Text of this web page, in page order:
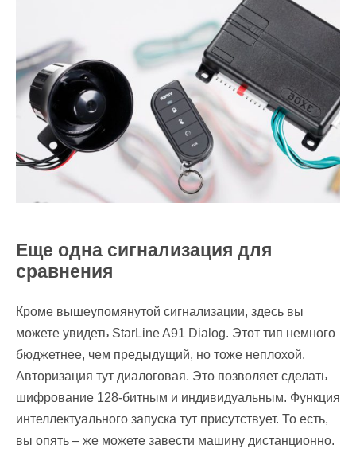
Еще одна сигнализация для
сравнения
Кроме вышеупомянутой сигнализации, здесь вы
можете увидеть StarLine A91 Dialog. Этот тип немного
бюджетнее, чем предыдущий, но тоже неплохой.
Авторизация тут диалоговая. Это позволяет сделать
шифрование 128-битным и индивидуальным. Функция
интеллектуального запуска тут присутствует. То есть,
вы опять – же можете завести машину дистанционно.